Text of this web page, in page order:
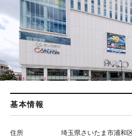
基本情報
住所 埼玉県さいたま市浦和